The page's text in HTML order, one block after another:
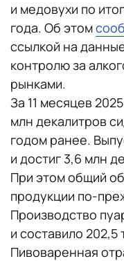
и медовухи по
года. Об этом
ссылкой на
контролю за
рынками.
За 11 месяцев
млн декалитров
годом ранее.
и достиг 3,6 млн
При этом общий
продукции по-
Производство
и составило 202,5
Пивоваренная